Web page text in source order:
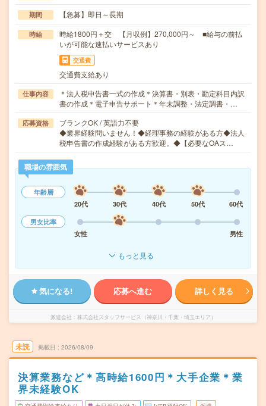
期間 【急募】即日～長期
時給
時給1800円＋交 【月収例】270,000円～ ■給与の前払
いが可能な速払いサービスあり
交通費
交通費支給あり
仕事内容
＊法人税申告書一式の作成＊決算書・別表・勘定科目内訳
書の作成＊電子申告サポート＊年末調整・法定調書・…
応募資格
ブランクOK / 英語力不要
◆業界経験問いません！◆経理事務の経験がある方◆法人
税申告書の作成経験がある方歓迎。◆【必要なOAス…
職場の雰囲気
年齢層
20代
30代 40代 50代
60代
男女比率
女性
男性
もっと見る
気になる! 応募へ進む 詳しく見る
派遣会社 株式会社スタッフサービス（神奈川・千葉・埼玉エリア）
未読 掲載日 2026/08/09
決算業務など＊高時給1600円＊大手企業＊業
界未経験OK